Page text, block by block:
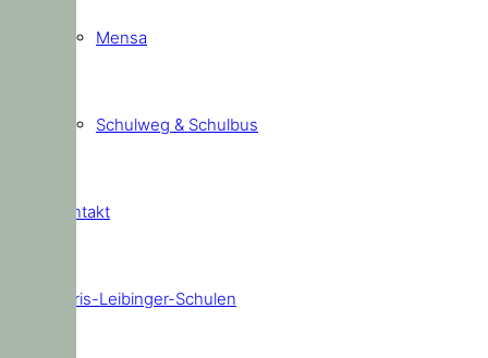
Mensa
Schulweg & Schulbus
Kontakt
Doris-Leibinger-Schulen